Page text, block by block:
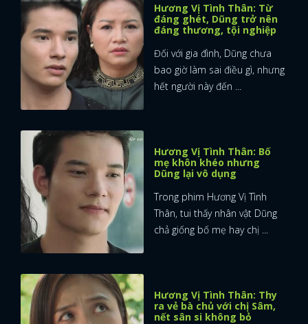
Hương Vị Tình Thân: Từ
đáng ghét, Dũng trở nên
đáng thương, tội nghiệp
Đối với gia đình, Dũng chưa
bao giờ làm sai điều gì, nhưng
hết người này đến ...
Hương Vị Tình Thân: Bố
mẹ khôn khéo nhưng
Dũng lại vô dụng
Trong phim Hương Vị Tình
Thân, tui thấy nhân vật Dũng
chả giống bố mẹ hay chị ...
Hương Vị Tình Thân: Thy
ra vẻ bà chủ với chị Sâm,
nết sân si không bỏ